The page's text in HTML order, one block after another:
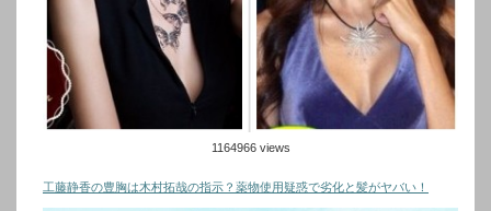
1164966 views
工藤静香の豊胸は木村拓哉の指示？薬物使用疑惑で劣化と髪がヤバい！